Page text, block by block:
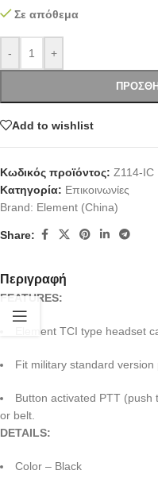
Σε απόθεμα
- +
Add to wishlist
Κωδικός προϊόντος: Z114-IC
Κατηγορία: Επικοινωνίες
Brand: Element (China)
Share:
Περιγραφή
FEATURES:
Element TCI type headset
Fit military standard version
Button activated PTT (push
or belt.
DETAILS:
Color – Black